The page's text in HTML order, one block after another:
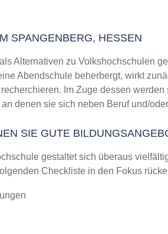
SPANGENBERG, HESSEN
Alternativen zu Volkshochschulen
Abendschule beherbergt, wirkt
Im Zuge dessen
denen sie sich neben Beruf und/
SIE GUTE
gestaltet sich überaus
Checkliste in den Fokus